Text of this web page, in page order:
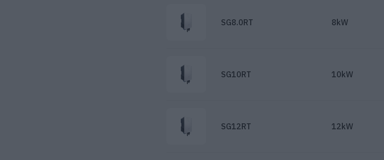
SG8.0RT 8kW
SG10RT 10kW
SG12RT 12kW